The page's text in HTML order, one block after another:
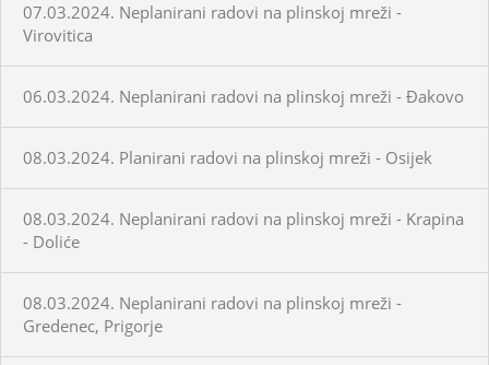
07.03.2024. Neplanirani radovi na plinskoj mreži -
Virovitica
06.03.2024. Neplanirani radovi na plinskoj mreži - Đakovo
08.03.2024. Planirani radovi na plinskoj mreži - Osijek
08.03.2024. Neplanirani radovi na plinskoj mreži - Krapina
- Doliće
08.03.2024. Neplanirani radovi na plinskoj mreži -
Gredenec, Prigorje